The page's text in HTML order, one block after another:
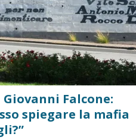
per Famiglie
SENTIERI,
(+ consigli utili)- Parte 1
andare?
FATTORIE
quando la natura incontra l’arte
Falcone:
spiegare la mafia